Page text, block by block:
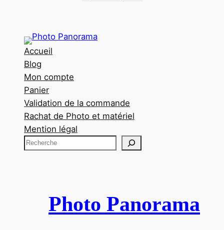
Accueil
Blog
Mon compte
Panier
Validation de la commande
Rachat de Photo et matériel
Mention légal
R
Photo Panorama